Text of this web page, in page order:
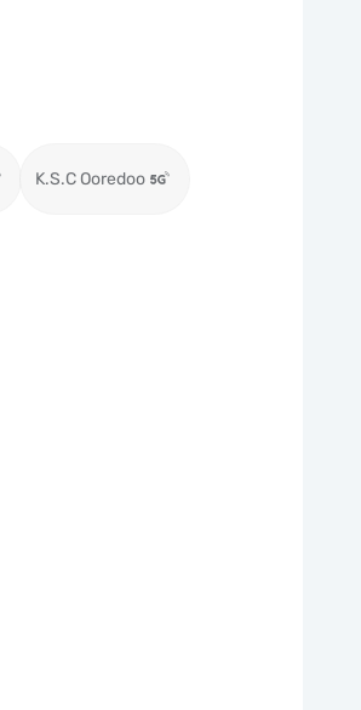
K.S.C Ooredoo